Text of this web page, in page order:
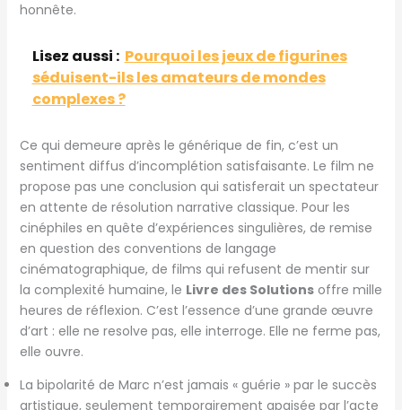
honnête.
Lisez aussi : Pourquoi les jeux de figurines
séduisent-ils les amateurs de mondes
complexes ?
Ce qui demeure après le générique de fin, c’est un
sentiment diffus d’incomplétion satisfaisante. Le film ne
propose pas une conclusion qui satisferait un spectateur
en attente de résolution narrative classique. Pour les
cinéphiles en quête d’expériences singulières, de remise
en question des conventions de langage
cinématographique, de films qui refusent de mentir sur
la complexité humaine, le Livre des Solutionsoffre mille
heures de réflexion. C’est l’essence d’une grande œuvre
d’art : elle ne resolve pas, elle interroge. Elle ne ferme pas,
elle ouvre.
La bipolarité de Marc n’est jamais « guérie » par le succès
artistique, seulement temporairement apaisée par l’acte